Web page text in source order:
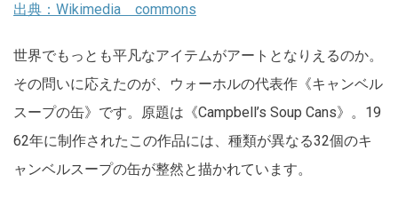
出典：Wikimedia commons
世界でもっとも平凡なアイテムがアートとなりえるのか。
その問いに応えたのが、ウォーホルの代表作《キャンベル
スープの缶》です。原題は《Campbell’s Soup Cans》。19
62年に制作されたこの作品には、種類が異なる32個のキ
ャンベルスープの缶が整然と描かれています。